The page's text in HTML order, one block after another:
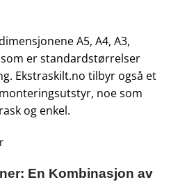
A5, A4, A3,
som er standardstørrelser
Ekstraskilt.no tilbyr også et
noe som
og enkel.
En Kombinasjon av